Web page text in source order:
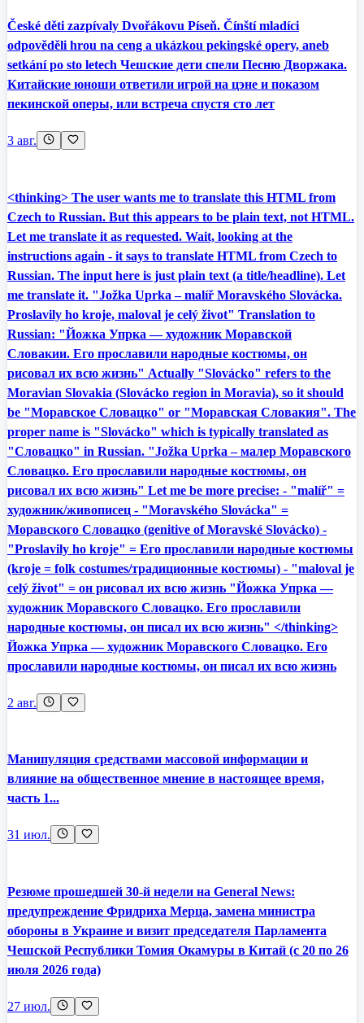
České děti zazpívaly Dvořákovu Píseň. Čínští mladíci
odpověděli hrou na ceng a ukázkou pekingské opery, aneb
setkání po sto letech Чешские дети спели Песню Дворжака.
Китайские юноши ответили игрой на цэне и показом
пекинской оперы, или встреча спустя сто лет
3 авг.
<thinking> The user wants me to translate this HTML from
Czech to Russian. But this appears to be plain text, not HTML.
Let me translate it as requested. Wait, looking at the
instructions again - it says to translate HTML from Czech to
Russian. The input here is just plain text (a title/headline). Let
me translate it. "Jožka Uprka – malíř Moravského Slovácka.
Proslavily ho kroje, maloval je celý život" Translation to
Russian: "Йожка Упрка — художник Моравской
Словакии. Его прославили народные костюмы, он
рисовал их всю жизнь" Actually "Slovácko" refers to the
Moravian Slovakia (Slovácko region in Moravia), so it should
be "Моравское Словацко" or "Моравская Словакия". The
proper name is "Slovácko" which is typically translated as
"Словацко" in Russian. "Jožka Uprka – малер Моравского
Словацко. Его прославили народные костюмы, он
рисовал их всю жизнь" Let me be more precise: - "malíř" =
художник/живописец - "Moravského Slovácka" =
Моравского Словацко (genitive of Moravské Slovácko) -
"Proslavily ho kroje" = Его прославили народные костюмы
(kroje = folk costumes/традиционные костюмы) - "maloval je
celý život" = он рисовал их всю жизнь "Йожка Упрка —
художник Моравского Словацко. Его прославили
народные костюмы, он писал их всю жизнь" </thinking>
Йожка Упрка — художник Моравского Словацко. Его
прославили народные костюмы, он писал их всю жизнь
2 авг.
Манипуляция средствами массовой информации и
влияние на общественное мнение в настоящее время,
часть 1...
31 июл.
Резюме прошедшей 30-й недели на General News:
предупреждение Фридриха Мерца, замена министра
обороны в Украине и визит председателя Парламента
Чешской Республики Томия Окамуры в Китай (с 20 по 26
июля 2026 года)
27 июл.